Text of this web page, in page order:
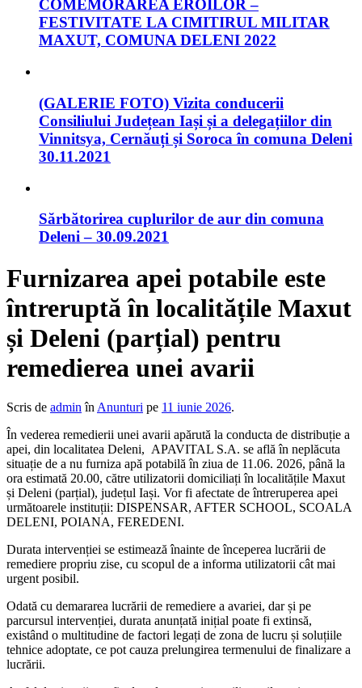
COMEMORAREA EROILOR –
FESTIVITATE LA CIMITIRUL MILITAR
MAXUT, COMUNA DELENI 2022
(GALERIE FOTO) Vizita conducerii
Consiliului Județean Iași și a delegațiilor din
Vinnitsya, Cernăuți și Soroca în comuna Deleni
30.11.2021
Sărbătorirea cuplurilor de aur din comuna
Deleni – 30.09.2021
Furnizarea apei potabile este
întreruptă în localitățile Maxut
și Deleni (parțial) pentru
remedierea unei avarii
Scris de admin în Anunturi pe 11 iunie 2026.
În vederea remedierii unei avarii apărută la conducta de distribuție a
apei, din localitatea Deleni, APAVITAL S.A. se află în neplăcuta
situație de a nu furniza apă potabilă în ziua de 11.06. 2026, până la
ora estimată 20.00, către utilizatorii domiciliați în localitățile Maxut
și Deleni (parțial), județul Iași. Vor fi afectate de întreruperea apei
următoarele instituții: DISPENSAR, AFTER SCHOOL, SCOALA
DELENI, POIANA, FEREDENI.
Durata intervenției se estimează înainte de începerea lucrării de
remediere propriu zise, cu scopul de a informa utilizatorii cât mai
urgent posibil.
Odată cu demararea lucrării de remediere a avariei, dar și pe
parcursul intervenției, durata anunțată inițial poate fi extinsă,
existând o multitudine de factori legați de zona de lucru și soluțiile
tehnice adoptate, ce pot cauza prelungirea termenului de finalizare a
lucrării.